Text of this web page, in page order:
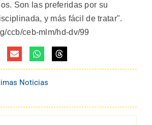
Son las preferidas por su
y más fácil de tratar".
ccb/ceb-mlm/hd-dv/99
Noticias